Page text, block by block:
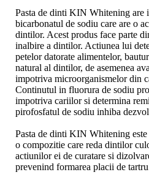
Pasta de dinti KIN Whitening are
bicarbonatul de sodiu care are o
dintilor. Acest produs face parte
inalbire a dintilor. Actiunea lui
petelor datorate alimentelor,
natural al dintilor, de asemenea
impotriva microorganismelor din
Continutul in fluorura de sodiu
impotriva cariilor si determina
pirofosfatul de sodiu inhiba
Pasta de dinti KIN Whitening
o compozitie care reda dintilor
actiunilor ei de curatare si
prevenind formarea placii de